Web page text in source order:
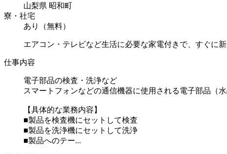
山梨県 昭和町
寮・社宅
あり（無料）
エアコン・テレビなど生活に必要な家電付きで、すぐに
仕事内容
電子部品の検査・洗浄など
スマートフォンなどの通信機器に使用される電子部品（
【具体的な業務内容】
■製品を検査機にセットして検査
■製品を洗浄機にセットして洗浄
■製品へのテー...